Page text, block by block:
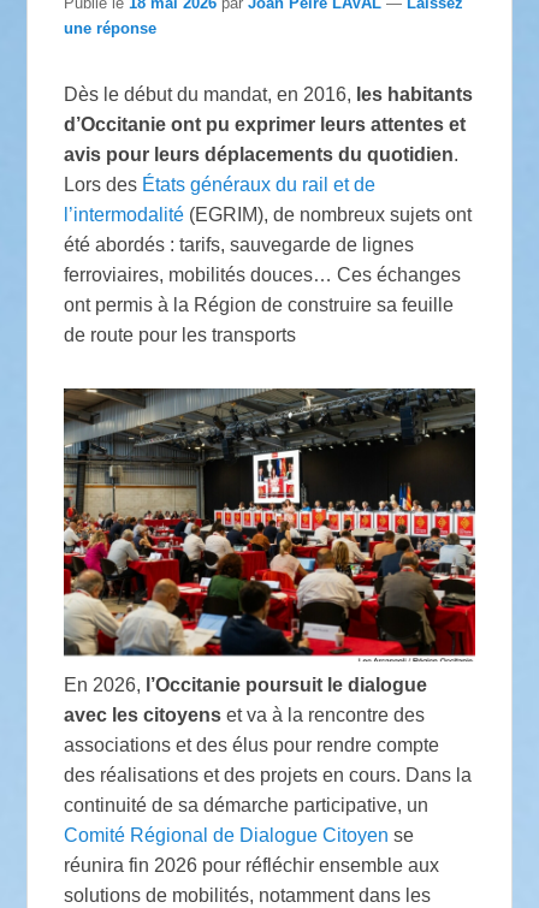
une réponse
Dès le début du mandat, en 2016, les habitants
d’Occitanie ont pu exprimer leurs attentes et
avis pour leurs déplacements du quotidien.
Lors des États généraux du rail et de
l’intermodalité (EGRIM), de nombreux sujets ont
été abordés : tarifs, sauvegarde de lignes
ferroviaires, mobilités douces… Ces échanges
ont permis à la Région de construire sa feuille
de route pour les transports
En 2026, l’Occitanie poursuit le dialogue
avec les citoyens et va à la rencontre des
associations et des élus pour rendre compte
des réalisations et des projets en cours. Dans la
continuité de sa démarche participative, un
Comité Régional de Dialogue Citoyense
réunira fin 2026 pour réfléchir ensemble aux
solutions de mobilités, notamment dans les